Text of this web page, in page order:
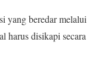
yang beredar melalui
harus disikapi secara